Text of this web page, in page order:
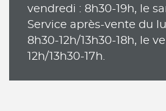
vendredi : 8h30-19h, le
Service après-vente du
8h30-12h/13h30-18h, le
12h/13h30-17h.